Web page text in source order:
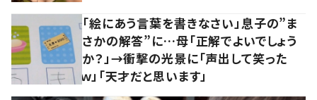
「絵にあう言葉を書きなさい」息子の”ま
さかの解答”に…母「正解でよいでしょう
か？」→衝撃の光景に「声出して笑った
ｗ」「天才だと思います」